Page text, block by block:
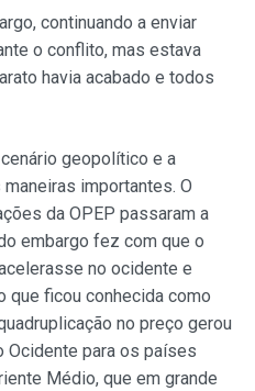
continuando a enviar
o conflito, mas estava
havia acabado e todos
geopolítico e a
importantes. O
da OPEP passaram a
embargo fez com que o
no ocidente e
que ficou conhecida como
no preço gerou
Ocidente para os países
Médio, que em grande